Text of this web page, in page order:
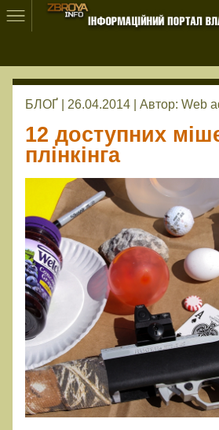
БЛОҐ | 26.04.2014 | Автор: Web
12 доступних
плінкінга